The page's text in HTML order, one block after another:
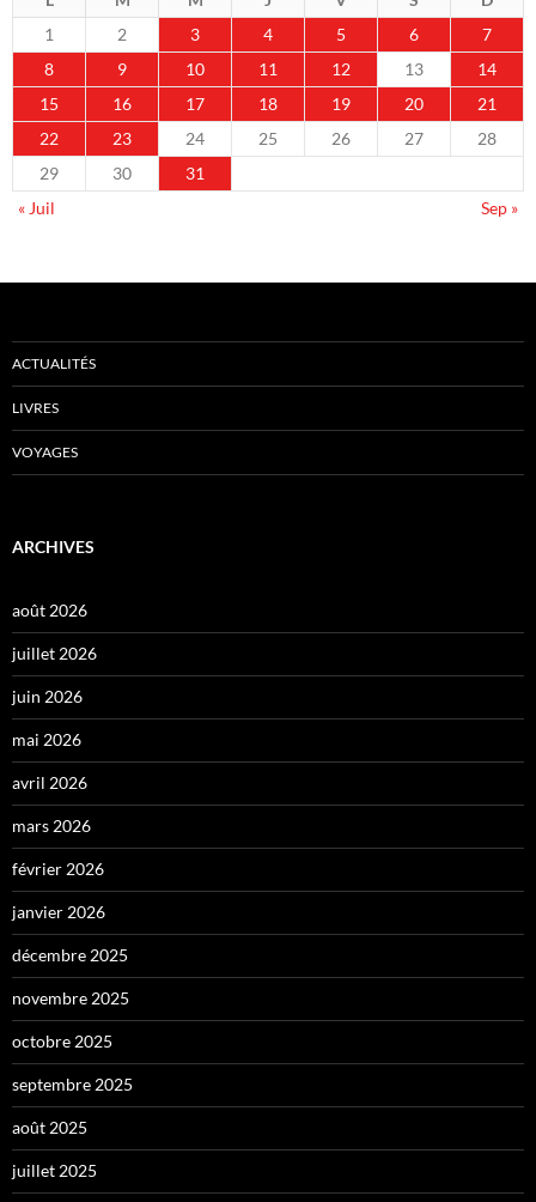
1
2 3 4 5 6
7
8
9 10 11 12 13
14
15
16 17 18 19 20
21
22
23 24 25 26 27
28
29
30
31
« Juil
Sep »
ACTUALITÉS
LIVRES
VOYAGES
ARCHIVES
août 2026
juillet 2026
juin 2026
mai 2026
avril 2026
mars 2026
février 2026
janvier 2026
décembre 2025
novembre 2025
octobre 2025
septembre 2025
août 2025
juillet 2025